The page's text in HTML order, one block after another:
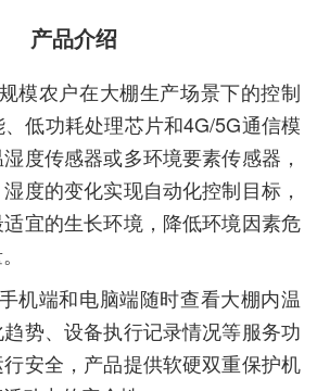
产品介绍
模农户在大棚生产场景下的控制
低功耗处理芯片和4G/5G通信模
度传感器或多环境要素传感器，
度的变化实现自动化控制目标，
宜的生长环境，降低环境因素危
机端和电脑端随时查看大棚内温
势、设备执行记录情况等服务功
安全，产品提供软硬双重保护机